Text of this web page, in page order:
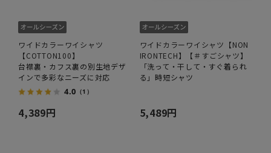
ワイドカラーワイシャツ
【COTTON100】
台襟裏・カフス裏の別生地デザ
インで多彩なニーズに対応
4.0 （1）
4,389円
ワイドカラーワイシャツ【NON
IRONTECH】【＃すごシャツ】
「洗って・干して・すぐ着られ
る」時短シャツ
5,489円